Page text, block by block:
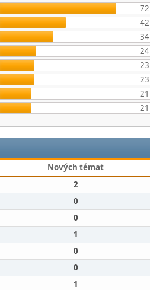
72
42
34
24
23
23
21
21
Nových témat
2
0
0
1
0
0
1